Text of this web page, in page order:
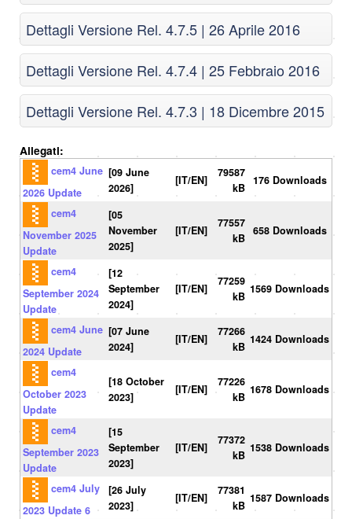
Dettagli Versione Rel. 4.7.5 | 26 Aprile 2016
Dettagli Versione Rel. 4.7.4 | 25 Febbraio 2016
Dettagli Versione Rel. 4.7.3 | 18 Dicembre 2015
Allegati:
cem4 June
2026 Update
[09 June
2026]
[IT/EN]
79587
kB
176 Downloads
cem4
November 2025
Update
[05
November
2025]
[IT/EN]
77557
kB
658 Downloads
cem4
September 2024
Update
[12
September
2024]
[IT/EN]
77259
kB
1569 Downloads
cem4 June
2024 Update
[07 June
2024]
[IT/EN]
77266
kB
1424 Downloads
cem4
October 2023
Update
[18 October
2023]
[IT/EN]
77226
kB
1678 Downloads
cem4
September 2023
Update
[15
September
2023]
[IT/EN]
77372
kB
1538 Downloads
cem4 July
2023 Update 6
[26 July
2023]
[IT/EN]
77381
kB
1587 Downloads